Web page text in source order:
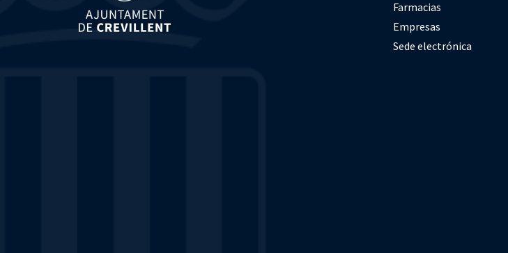
Farmacias
Empresas
Sede electrónica